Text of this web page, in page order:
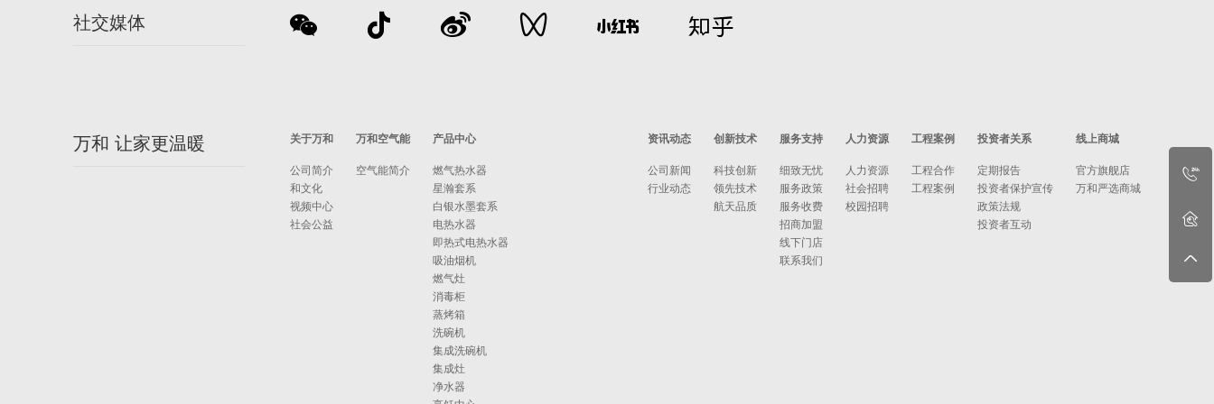
社交媒体
万和 让家更温暖 关于万和
公司简介
和文化
视频中心
社会公益
万和空气能
空气能简介
产品中心
燃气热水器
星瀚套系
白银水墨套系
电热水器
即热式电热水器
吸油烟机
燃气灶
消毒柜
蒸烤箱
洗碗机
集成洗碗机
集成灶
净水器
资讯动态
公司新闻
行业动态
创新技术
科技创新
领先技术
航天品质
服务支持
细致无忧
服务政策
服务收费
招商加盟
线下门店
联系我们
人力资源
人力资源
社会招聘
校园招聘
工程案例
工程合作
工程案例
投资者关系
定期报告
投资者保护宣传
政策法规
投资者互动
线上商城
官方旗舰店
万和严选商城